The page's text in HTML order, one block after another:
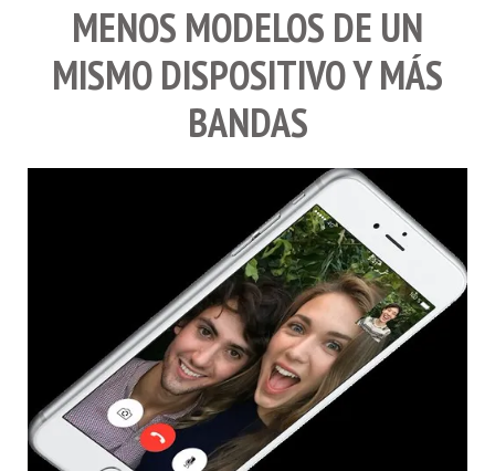
MENOS MODELOS DE UN
MISMO DISPOSITIVO Y MÁS
BANDAS